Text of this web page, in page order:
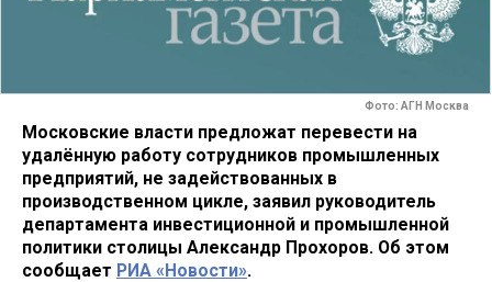
Фото: АГН Москва
Московские власти предложат перевести на
удалённую работу сотрудников промышленных
предприятий, не задействованных в
производственном цикле, заявил руководитель
департамента инвестиционной и промышленной
политики столицы Александр Прохоров. Об этом
сообщает РИА «Новости».